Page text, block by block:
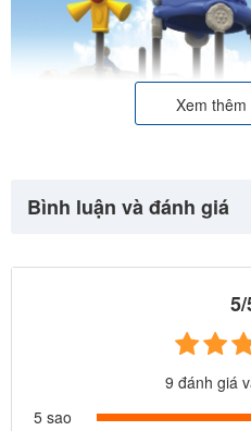
Cầu trượt liên hoàn
Cầu trượt liên hoàn ngoài trời
Xem
Bình luận và đánh giá
9 đánh giá
5 sao